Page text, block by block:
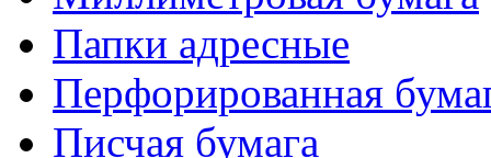
Папки адресные
Перфорированная
Писчая бумага